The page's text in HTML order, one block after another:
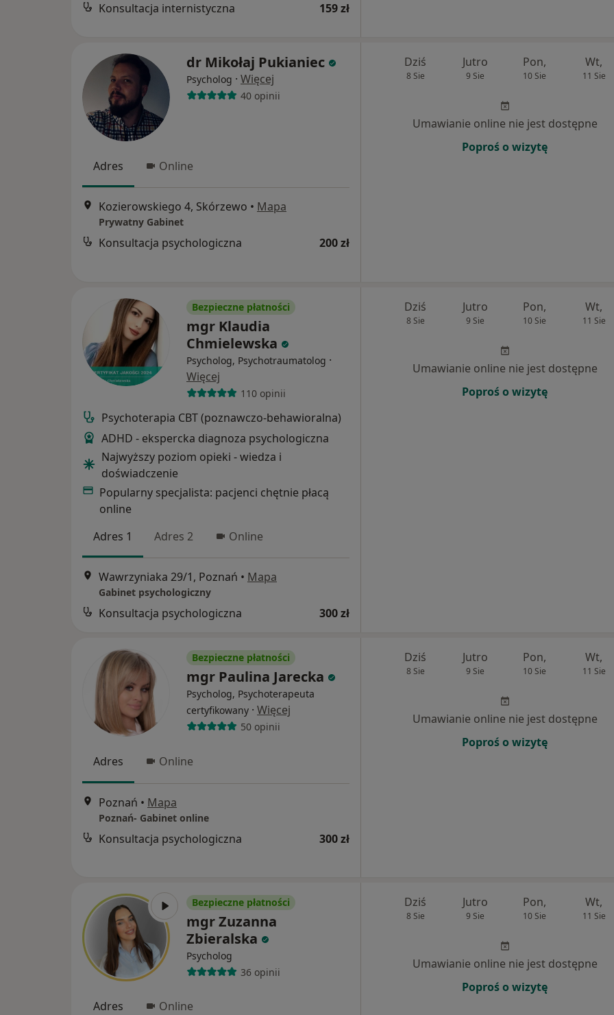
Konsultacja internistyczna 159 zł
dr Mikołaj Pukianiec
Psycholog · Więcej
40 opinii
Adres Online
Kozierowskiego 4, Skórzewo • Mapa
Prywatny Gabinet
Konsultacja psychologiczna 200 zł
Dziś
8 Sie
Jutro
9 Sie
Pon,
10 Sie
Wt,
11 Sie
Umawianie online nie jest dostępne
Poproś o wizytę
Bezpieczne płatności
mgr Klaudia
Chmielewska
Psycholog, Psychotraumatolog ·
Więcej
110 opinii
Psychoterapia CBT (poznawczo-behawioralna)
ADHD - ekspercka diagnoza psychologiczna
Najwyższy poziom opieki - wiedza i
doświadczenie
Popularny specjalista: pacjenci chętnie płacą
online
Adres 1
Adres 2 Online
Wawrzyniaka 29/1, Poznań • Mapa
Gabinet psychologiczny
Konsultacja psychologiczna 300 zł
Dziś
8 Sie
Jutro
9 Sie
Pon,
10 Sie
Wt,
11 Sie
Umawianie online nie jest dostępne
Poproś o wizytę
Bezpieczne płatności
mgr Paulina Jarecka
Psycholog, Psychoterapeuta
certyfikowany · Więcej
50 opinii
Adres Online
Poznań • Mapa
Poznań- Gabinet online
Konsultacja psychologiczna 300 zł
Dziś
8 Sie
Jutro
9 Sie
Pon,
10 Sie
Wt,
11 Sie
Umawianie online nie jest dostępne
Poproś o wizytę
Bezpieczne płatności
mgr Zuzanna
Zbieralska
Psycholog
36 opinii
Adres Online
Dziś
8 Sie
Jutro
9 Sie
Pon,
10 Sie
Wt,
11 Sie
Umawianie online nie jest dostępne
Poproś o wizytę